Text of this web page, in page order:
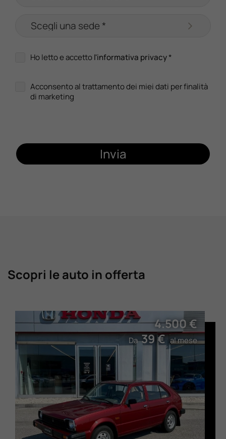
Ho letto e accettol'informativa privacy*
Acconsento al trattamento dei miei dati per finalità
di marketing
Invia
Scopri le auto in offerta
4.500 €
Da39 €al mese